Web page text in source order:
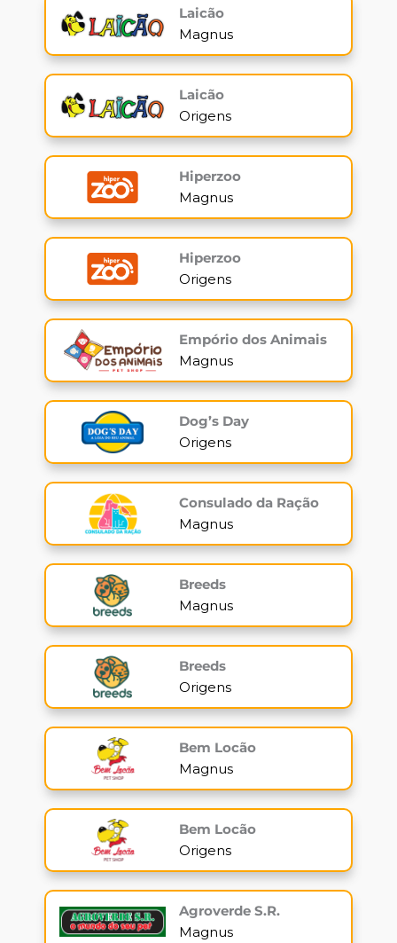
Laicão
Magnus
Laicão
Origens
Hiperzoo
Magnus
Hiperzoo
Origens
Empório dos Animais
Magnus
Dog’s Day
Origens
Consulado da Ração
Magnus
Breeds
Magnus
Breeds
Origens
Bem Locão
Magnus
Bem Locão
Origens
Agroverde S.R.
Magnus